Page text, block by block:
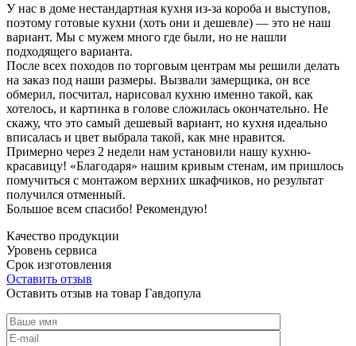
У нас в доме нестандартная кухня из-за короба и выступов,
поэтому готовые кухни (хоть они и дешевле) — это не наш
вариант. Мы с мужем много где были, но не нашли
подходящего варианта.
После всех походов по торговым центрам мы решили делать
на заказ под наши размеры. Вызвали замерщика, он все
обмерил, посчитал, нарисовал кухню именно такой, как
хотелось, и картинка в голове сложилась окончательно. Не
скажу, что это самый дешевый вариант, но кухня идеально
вписалась и цвет выбрала такой, как мне нравится.
Примерно через 2 недели нам установили нашу кухню-
красавицу! «Благодаря» нашим кривым стенам, им пришлось
помучиться с монтажом верхних шкафчиков, но результат
получился отменный.
Большое всем спасибо! Рекомендую!
Качество продукции
Уровень сервиса
Срок изготовления
Оставить отзыв
Оставить отзыв на товар Гавдопула